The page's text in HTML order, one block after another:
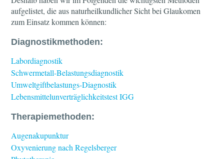
aufgelistet, die aus naturheilkundlicher Sicht bei Glaukomen
zum Einsatz kommen können:
Diagnostikmethoden:
Labordiagnostik
Schwermetall-Belastungsdiagnostik
Umweltgiftbelastungs-Diagnostik
Lebensmittelunverträglichkeitstest IGG
Therapiemethoden:
Augenakupunktur
Oxyvenierung nach Regelsberger